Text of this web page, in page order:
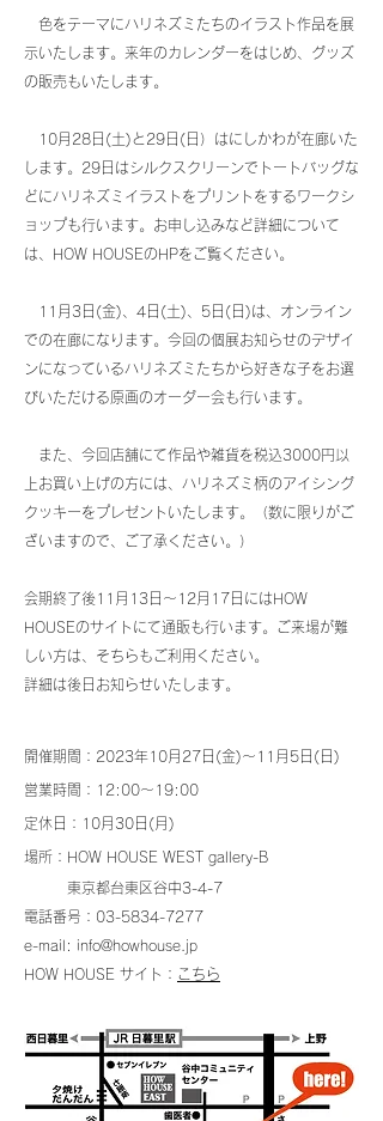
色をテーマにハリネズミたちのイラ スト作品を展
示いたします。来年のカレンダーをはじめ、グッズ
の販売もいたします。
10月28日(土)と29日(日）はにしかわが在廊いた
します。29日はシルクスクリーンでトートバッグな
どにハリネズミイラストをプリントをするワークシ
ョップも行います。 お申し込みなど詳細について
は、HOW HOUSEのHPをご覧ください。
11月3日(金)、4日(土)、5日(日)は、オンライン
での在廊になります。今回の個展お知らせのデザイ
ンになっているハリネズミたちから好きな子をお選
びいただける原画のオーダー会も行います。
また、今回店舗にて作品や雑貨を税込3000円以
上お買い上げの方には、ハリネズミ柄のアイシング
クッキーをプレゼントいたします。（数に限りがご
ざいますので、ご了承ください。）
会期終了後11月13日〜12月17日 にはHOW
HOUSEのサイトにて通販も行います。ご来場が難
しい方は、そちらもご利用ください。
詳細は後日お知らせいたします。
開催期間： 2023年10月27日(金)〜11月5日(日)
営業時間：12:00～19:00
定休日：10月30日(月)
場所：HOW HOUSE WEST gallery-B
東京都台東区谷中3-4-7
電話番号：03-5834-7277
e-mail: info@howhouse.jp
HOW HOUSE サイト： こちら